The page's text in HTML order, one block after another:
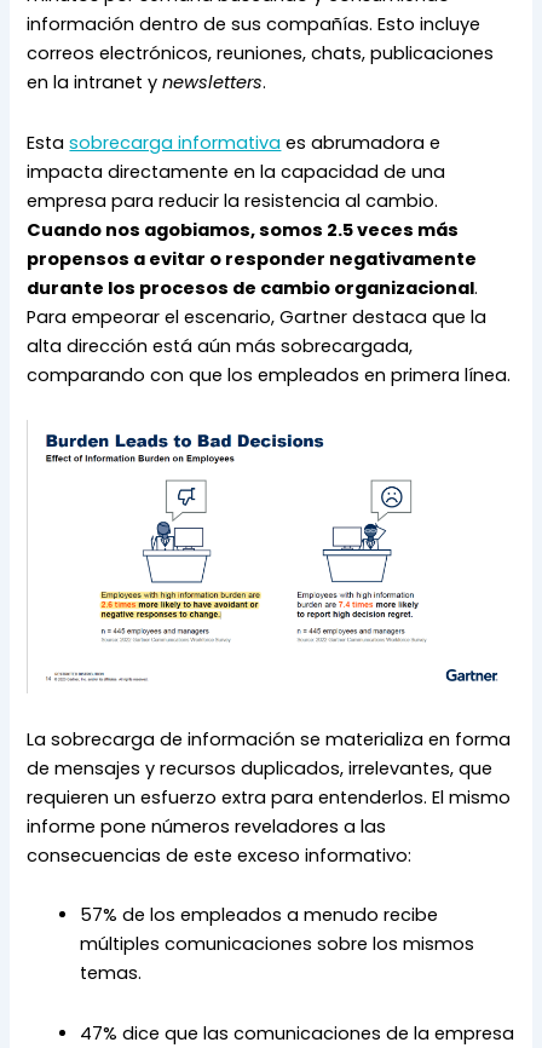
información dentro de sus compañías. Esto incluye
correos electrónicos, reuniones, chats, publicaciones
en la intranet y newsletters.
Esta sobrecarga informativa es abrumadora e
impacta directamente en la capacidad de una
Cuando nos agobiamos, somos 2.5 veces más
propensos a evitar o responder negativamente
durante los procesos de cambio organizacional.
Para empeorar el escenario, Gartner destaca que la
alta dirección está aún más sobrecargada,
comparando con que los empleados en primera línea.
La sobrecarga de información se materializa en forma
de mensajes y recursos duplicados, irrelevantes, que
requieren un esfuerzo extra para entenderlos. El mismo
informe pone números reveladores a las
consecuencias de este exceso informativo:
57% de los empleados a menudo recibe
múltiples comunicaciones sobre los mismos
temas.
47% dice que las comunicaciones de la empresa